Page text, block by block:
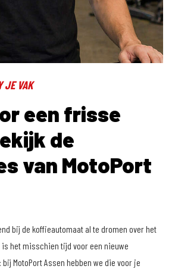
JE VAK
een frisse
de
van MotoPort
bij de koffieautomaat al te dromen over het
is het misschien tijd voor een nieuwe
MotoPort Assen hebben we die voor je